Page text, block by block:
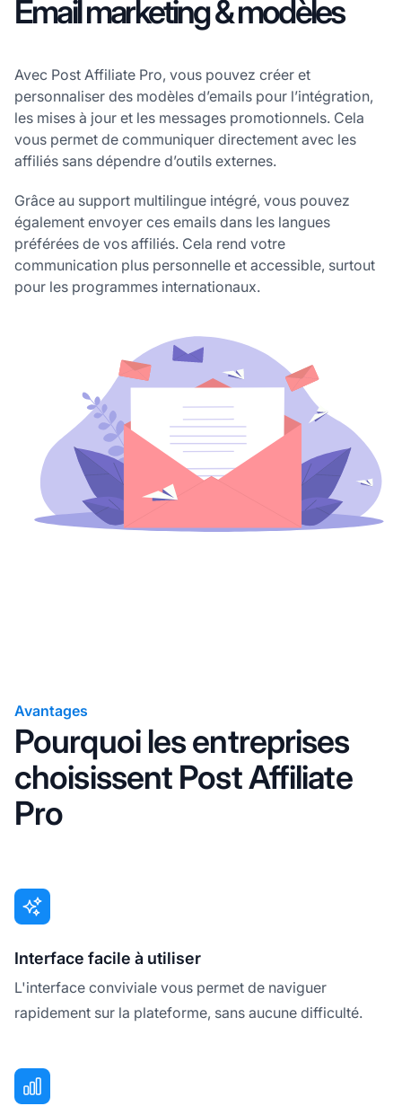
Email marketing & modèles
Avec Post Affiliate Pro, vous pouvez créer et
personnaliser des modèles d’emails pour l’intégration,
les mises à jour et les messages promotionnels. Cela
vous permet de communiquer directement avec les
affiliés sans dépendre d’outils externes.
Grâce au support multilingue intégré, vous pouvez
également envoyer ces emails dans les langues
préférées de vos affiliés. Cela rend votre
communication plus personnelle et accessible, surtout
pour les programmes internationaux.
Avantages
Pourquoi les entreprises
choisissent Post Affiliate
Pro
Interface facile à utiliser
L'interface conviviale vous permet de naviguer
rapidement sur la plateforme, sans aucune difficulté.